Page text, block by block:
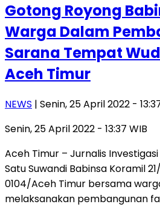
Gotong Royong
Warga Dalam
Sarana Tempat
Aceh Timur
NEWS | Senin, 25 April 2022 -
Senin, 25 April 2022 - 13:37 WIB
Aceh Timur – Jurnalis
Satu Suwandi Babinsa Koramil
0104/Aceh Timur bersama
melaksanakan pembangunan